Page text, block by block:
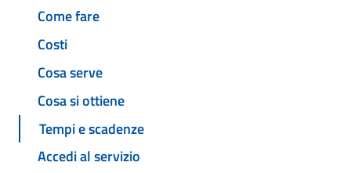
Come fare
Costi
Cosa serve
Cosa si ottiene
Tempi e scadenze
Accedi al servizio